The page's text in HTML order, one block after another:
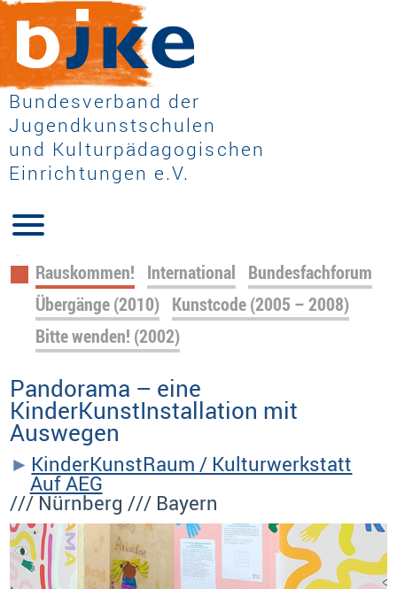
Bundesverband der
Jugendkunstschulen
und Kulturpädagogischen
Einrichtungen e.V.
Navigation
überspringen
Rauskommen! International Bundesfachforum
Übergänge (2010) Kunstcode (2005 – 2008)
Bitte wenden! (2002)
Pandorama – eine
KinderKunstInstallation mit
Auswegen
KinderKunstRaum / Kulturwerkstatt
Auf AEG
/// Nürnberg /// Bayern